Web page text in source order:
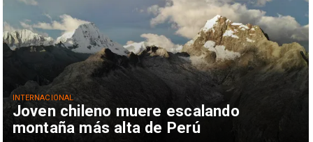
Joven chileno muere escalando
montaña más alta de Perú
INTERNACIONAL